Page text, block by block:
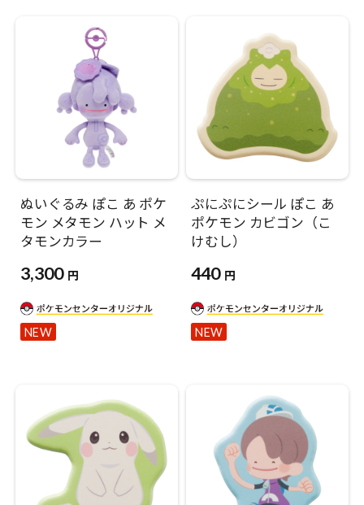
ぬいぐるみ ぽこ あ ポケ
モン メタモン ハット メ
タモンカラー
3,300 円
NEW
ぷにぷにシール ぽこ あ
ポケモン カビゴン（こ
けむし）
440 円
NEW